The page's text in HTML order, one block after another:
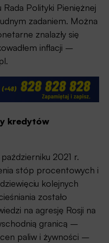
Polityki Pieniężnej
zadaniem. Można
znalazły się
inflacji –
kredytów
2021 r.
stóp procentowych i
kolejnych
zostało
na agresję Rosji na
granicą –
paliw i żywności –